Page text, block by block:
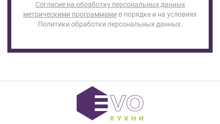
Согласие на обработку персональных данных
метрическими программами в порядке и на условиях
Политики обработки персональных данных.